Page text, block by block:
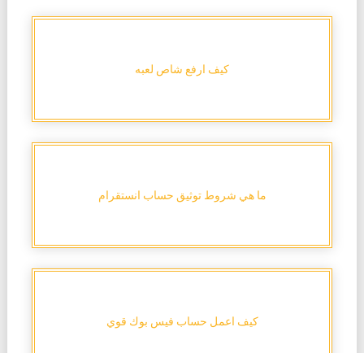
كيف ارفع شاص لعبه
ما هي شروط توثيق حساب انستقرام
كيف اعمل حساب فيس بوك قوي